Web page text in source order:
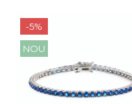
-5%
NOU